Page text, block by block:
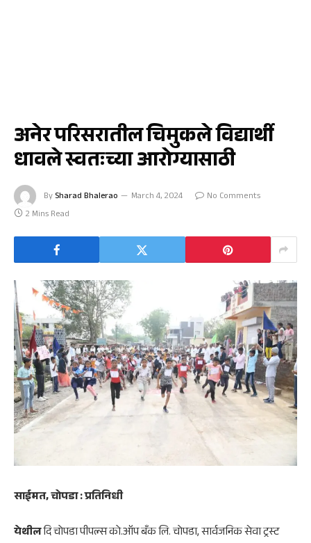
अनेर परिसरातील चिमुकले विद्यार्थी
धावले स्वतःच्या आरोग्यासाठी
By Sharad Bhalerao March 4, 2024
No Comments
2 Mins Read
साईमत, चोपडा : प्रतिनिधी
येथीलदि चोपडा पीपल्स को.ऑप बँक लि. चोपडा, सार्वजनिक सेवा ट्रस्ट